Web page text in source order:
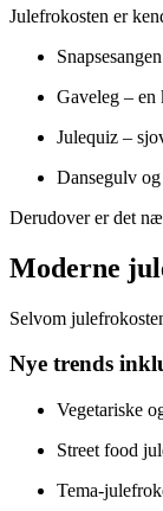
Julefrokosten er
Gaveleg – en
Julequiz –
Dansegulv
Derudover er det
Moderne
Selvom
Nye trends
Vegetariske
Street food
Tema-